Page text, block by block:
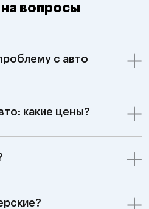
вопросы
с авто
какие цены?